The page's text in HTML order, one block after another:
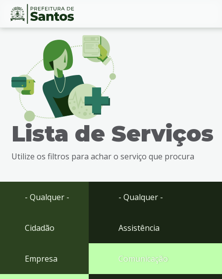
Ir
busca
Ir
Conteúdo
Lista de Serviços
Utilize os filtros para achar o serviço que procura
- Qualquer -
Cidadão
Empresa
- Qualquer -
Assistência
Comunicação